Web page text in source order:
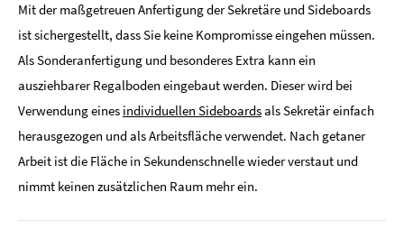
Mit der maßgetreuen Anfertigung der Sekretäre und Sideboards
ist sichergestellt, dass Sie keine Kompromisse eingehen müssen.
Als Sonderanfertigung und besonderes Extra kann ein
ausziehbarer Regalboden eingebaut werden. Dieser wird bei
Verwendung eines individuellen Sideboardsals Sekretär einfach
herausgezogen und als Arbeitsfläche verwendet. Nach getaner
Arbeit ist die Fläche in Sekundenschnelle wieder verstaut und
nimmt keinen zusätzlichen Raum mehr ein.